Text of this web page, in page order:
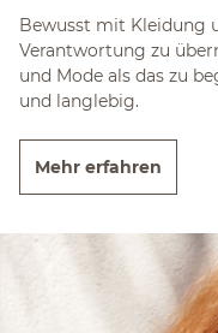
Bewusst mit Kleidung
Verantwortung zu
und Mode als das zu
und langlebig.
Mehr erfahren